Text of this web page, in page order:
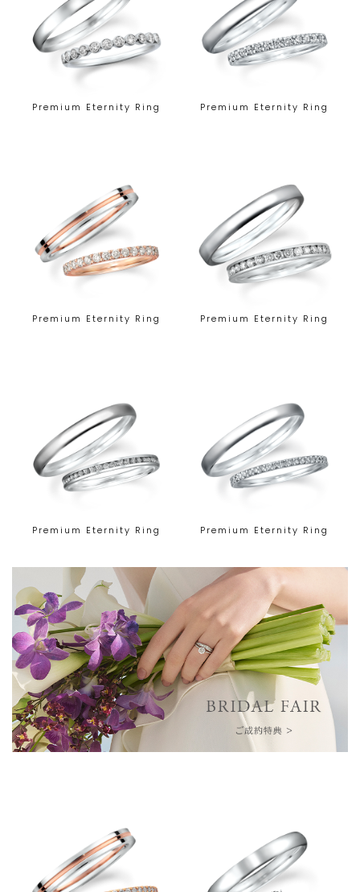
Premium Eternity Ring Premium Eternity Ring
Premium Eternity Ring Premium Eternity Ring
Premium Eternity Ring Premium Eternity Ring